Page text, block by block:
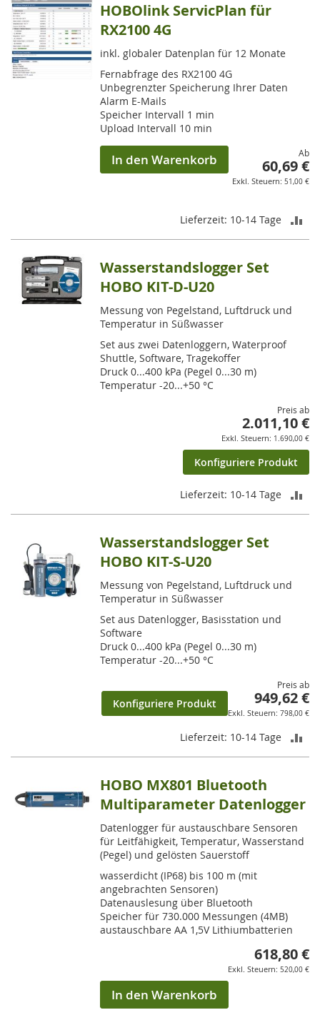
HOBOlink ServicPlan für
RX2100 4G
inkl. globaler Datenplan für 12 Monate
Fernabfrage des RX2100 4G
Unbegrenzter Speicherung Ihrer Daten
Alarm E-Mails
Speicher Intervall 1 min
Upload Intervall 10 min
Ab
60,69 €
51,00 €
In den Warenkorb
Lieferzeit: 10-14 Tage
Wasserstandslogger Set
HOBO KIT-D-U20
Messung von Pegelstand, Luftdruck und
Temperatur in Süßwasser
Set aus zwei Datenloggern, Waterproof
Shuttle, Software, Tragekoffer
Druck 0...400 kPa (Pegel 0...30 m)
Temperatur -20...+50 °C
Preis ab
2.011,10 €
1.690,00 €
Konfiguriere Produkt
Lieferzeit: 10-14 Tage
Wasserstandslogger Set
HOBO KIT-S-U20
Messung von Pegelstand, Luftdruck und
Temperatur in Süßwasser
Set aus Datenlogger, Basisstation und
Software
Druck 0...400 kPa (Pegel 0...30 m)
Temperatur -20...+50 °C
Preis ab
949,62 €
798,00 €
Konfiguriere Produkt
Lieferzeit: 10-14 Tage
HOBO MX801 Bluetooth
Multiparameter Datenlogger
Datenlogger für austauschbare Sensoren
für Leitfähigkeit, Temperatur, Wasserstand
(Pegel) und gelösten Sauerstoff
wasserdicht (IP68) bis 100 m (mit
angebrachten Sensoren)
Datenauslesung über Bluetooth
Speicher für 730.000 Messungen (4MB)
austauschbare AA 1,5V Lithiumbatterien
618,80 €
520,00 €
In den Warenkorb